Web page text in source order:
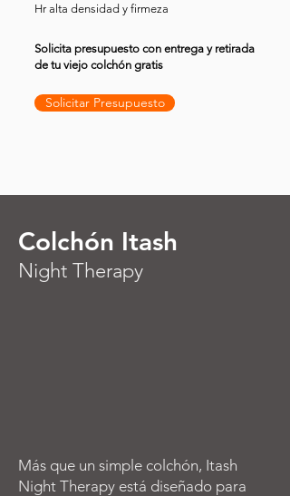
Hr alta densidad y firmeza
Solicita presupuesto con entrega y retirada
de tu viejo colchón gratis
Solicitar Presupuesto
Colchón Itash
Night Therapy
Más que un simple colchón, Itash
Night Therapy está diseñado para